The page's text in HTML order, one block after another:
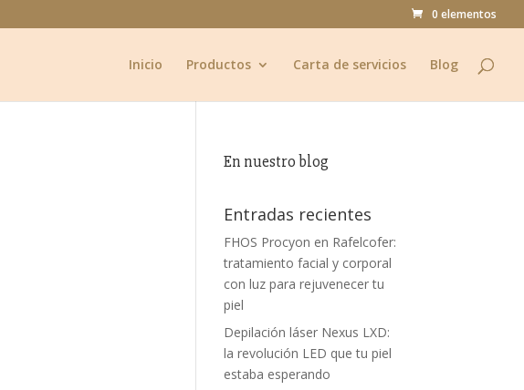
0 elementos
Inicio Productos Carta de servicios Blog
En nuestro blog
Entradas recientes
FHOS Procyon en Rafelcofer:
tratamiento facial y corporal
con luz para rejuvenecer tu
piel
Depilación láser Nexus LXD:
la revolución LED que tu piel
estaba esperando